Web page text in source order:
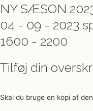
NY SÆSON
04 - 09 - 2023
1600 - 2200
Tilføj din
Skal du bruge en kopi af